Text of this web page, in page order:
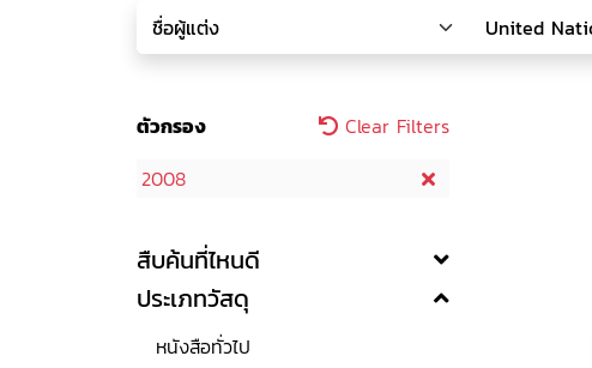
ตัวกรอง
Clear Filters
2008
สืบค้นที่ไหนดี
ประเภทวัสดุ
หนังสือทั่วไป